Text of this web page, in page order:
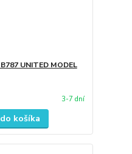
UNITED MODEL
3-7 dní
košíka